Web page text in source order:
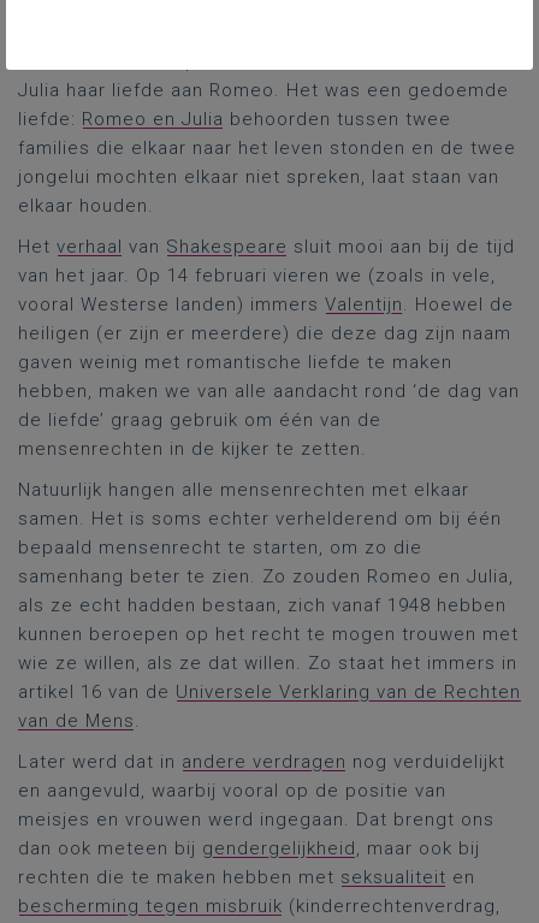
Julia haar liefde aan Romeo. Het was een gedoemde
liefde: Romeo en Julia behoorden tussen twee
families die elkaar naar het leven stonden en de twee
jongelui mochten elkaar niet spreken, laat staan van
elkaar houden.
Het verhaal van Shakespeare sluit mooi aan bij de tijd
van het jaar. Op 14 februari vieren we (zoals in vele,
vooral Westerse landen) immers Valentijn. Hoewel de
heiligen (er zijn er meerdere) die deze dag zijn naam
gaven weinig met romantische liefde te maken
hebben, maken we van alle aandacht rond ‘de dag van
de liefde’ graag gebruik om één van de
mensenrechten in de kijker te zetten.
Natuurlijk hangen alle mensenrechten met elkaar
samen. Het is soms echter verhelderend om bij één
bepaald mensenrecht te starten, om zo die
samenhang beter te zien. Zo zouden Romeo en Julia,
als ze echt hadden bestaan, zich vanaf 1948 hebben
kunnen beroepen op het recht te mogen trouwen met
wie ze willen, als ze dat willen. Zo staat het immers in
artikel 16 van de Universele Verklaring van de Rechten
van de Mens.
Later werd dat in andere verdragen nog verduidelijkt
en aangevuld, waarbij vooral op de positie van
meisjes en vrouwen werd ingegaan. Dat brengt ons
dan ook meteen bij gendergelijkheid, maar ook bij
rechten die te maken hebben met seksualiteit en
bescherming tegen misbruik (kinderrechtenverdrag,